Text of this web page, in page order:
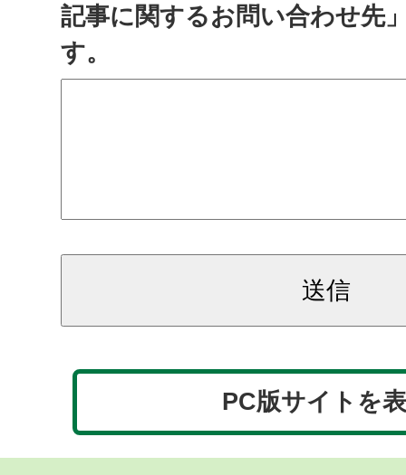
記事に関するお問い合わせ先
す。
PC版サイトを